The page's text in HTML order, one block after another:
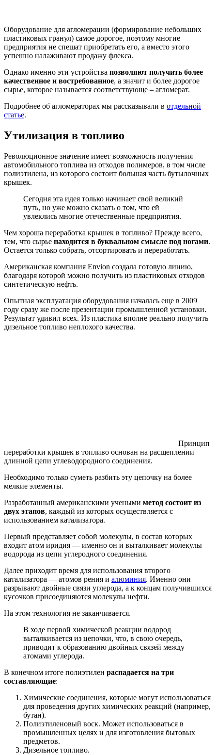
Оборудование для агломерации (формирование небольших
пластиковых гранул) самое дорогое, поэтому многие
предприятия не спешат приобретать его, а вместо этого
успешно налаживают продажу флекса.
Однако именно эти устройства позволяют получить более
качественное и востребованное, а значит и более дорогое
сырье, которое называется соответствующе – агломерат.
Подробнее об агломераторах мы рассказывали в отдельной
статье.
Утилизация в топливо
Революционное значение имеет возможность получения
автомобильного топлива из отходов полимеров, в том числе
полиэтилена, из которого состоит большая часть бутылочных
крышек.
Сегодня эта идея только начинает свой великий
путь, но уже можно сказать о том, что ей
увлеклись многие отечественные предприятия.
Чем хороша переработка крышек в топливо? Прежде всего,
тем, что сырье находится в буквальном смысле под ногами.
Остается только собрать, отсортировать и переработать.
Американская компания Envion создала готовую линию,
благодаря которой можно получить из пластиковых отходов
синтетическую нефть.
Опытная эксплуатация оборудования началась еще в 2009
году сразу же после презентации промышленной установки.
Результат удивил всех. Из пластика вполне реально получить
дизельное топливо неплохого качества.
Принцип
переработки крышек в топливо основан на расщеплении
длинной цепи углеводородного соединения.
Необходимо только суметь разбить эту цепочку на более
мелкие элементы.
Разработанный американскими учеными метод состоит из
двух этапов, каждый из которых осуществляется с
использованием катализатора.
Первый представляет собой молекулы, в состав которых
входит атом иридия — именно он и выталкивает молекулы
водорода из цепи углеродного соединения.
Далее приходит время для использования второго
катализатора — атомов рения и алюминия. Именно они
разрывают двойные связи углерода, а к концам получившихся
кусочков присоединяются молекулы нефти.
На этом технология не заканчивается.
В ходе первой химической реакции водород
выталкивается из цепочки, что, в свою очередь,
приводит к образованию двойных связей между
атомами углерода.
В конечном итоге полиэтилен распадается на три
составляющие:
Химические соединения, которые могут использоваться
для проведения других химических реакций (например,
бутан).
Полиэтиленовый воск. Может использоваться в
промышленных целях и для изготовления бытовых
предметов.
Дизельное топливо.